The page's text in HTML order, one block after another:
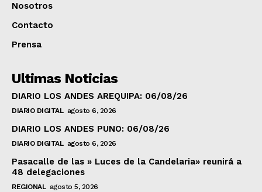
Nosotros
Contacto
Prensa
Ultimas Noticias
DIARIO LOS ANDES AREQUIPA: 06/08/26
DIARIO DIGITAL agosto 6, 2026
DIARIO LOS ANDES PUNO: 06/08/26
DIARIO DIGITAL agosto 6, 2026
Pasacalle de las » Luces de la Candelaria» reunirá a
48 delegaciones
REGIONAL agosto 5, 2026